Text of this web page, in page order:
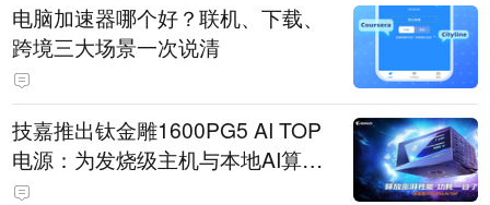
电脑加速器哪个好？联机、下载、
跨境三大场景一次说清
技嘉推出钛金雕1600PG5 AI TOP
电源：为发烧级主机与本地AI算力
打造旗舰供电方案